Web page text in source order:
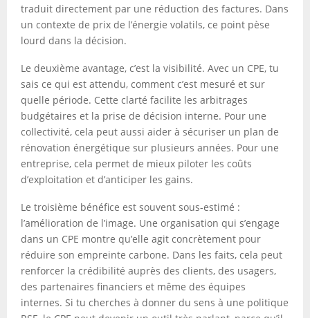
traduit directement par une réduction des factures. Dans
un contexte de prix de l’énergie volatils, ce point pèse
lourd dans la décision.
Le deuxième avantage, c’est la visibilité. Avec un CPE, tu
sais ce qui est attendu, comment c’est mesuré et sur
quelle période. Cette clarté facilite les arbitrages
budgétaires et la prise de décision interne. Pour une
collectivité, cela peut aussi aider à sécuriser un plan de
rénovation énergétique sur plusieurs années. Pour une
entreprise, cela permet de mieux piloter les coûts
d’exploitation et d’anticiper les gains.
Le troisième bénéfice est souvent sous-estimé :
l’amélioration de l’image. Une organisation qui s’engage
dans un CPE montre qu’elle agit concrètement pour
réduire son empreinte carbone. Dans les faits, cela peut
renforcer la crédibilité auprès des clients, des usagers,
des partenaires financiers et même des équipes
internes. Si tu cherches à donner du sens à une politique